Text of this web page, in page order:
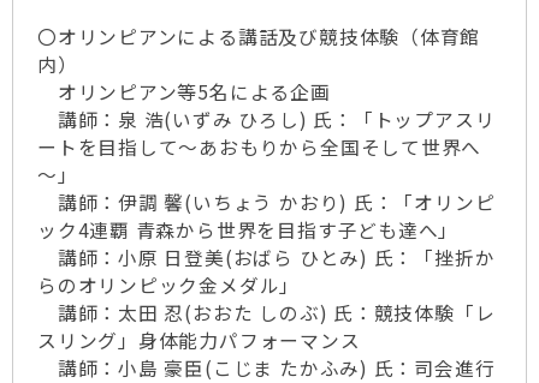
〇オリンピアンによる講話及び競技体験（体育館
内）
オリンピアン等5名による企画
講師：泉 浩(いずみ ひろし) 氏：「トップアスリ
ートを目指して～あおもりから全国そして世界へ
～」
講師：伊調 馨(いちょう かおり) 氏：「オリンピ
ック4連覇 青森から世界を目指す子ども達へ」
講師：小原 日登美(おばら ひとみ) 氏：「挫折か
らのオリンピック金メダル」
講師：太田 忍(おおた しのぶ) 氏：競技体験「レ
スリング」身体能力パフォーマンス
講師：小島 豪臣(こじま たかふみ) 氏：司会進行